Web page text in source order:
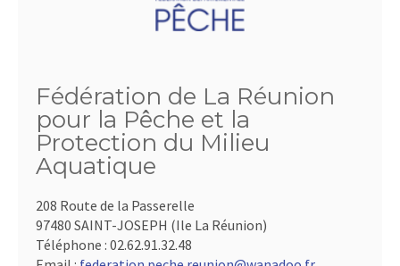
Fédération de La Réunion
pour la Pêche et la
Protection du Milieu
Aquatique
208 Route de la Passerelle
97480 SAINT-JOSEPH (Ile La Réunion)
Téléphone : 02.62.91.32.48